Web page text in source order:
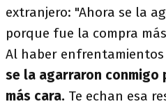
extranjero: "Ahora se la
porque fue la compra
Al haber
se la agarraron conmigo
más cara. Te echan esa